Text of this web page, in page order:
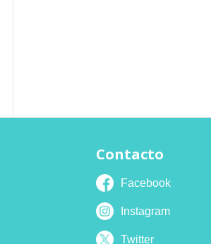
Contacto
Facebook
Instagram
Twitter